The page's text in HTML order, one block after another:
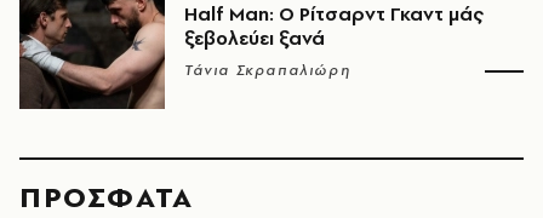
Half Man: Ο Ρίτσαρντ Γκαντ μάς
ξεβολεύει ξανά
Τάνια Σκραπαλιώρη
ΠΡΟΣΦΑΤΑ